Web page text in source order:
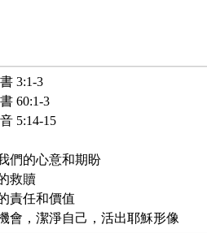
3:1-3
60:1-3
5:14-15
們的心意和期盼
救贖
責任和價值
會，潔淨自己，活出耶穌形像